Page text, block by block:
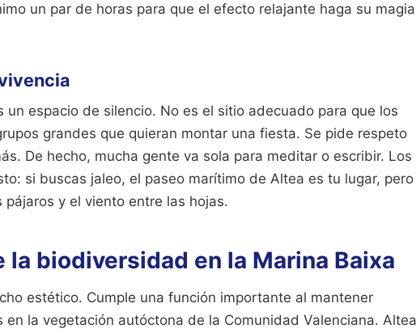
un par de horas para que el efecto relajante haga su magia
un espacio de silencio. No es el sitio adecuado para que los
grandes que quieran montar una fiesta. Se pide respeto
De hecho, mucha gente va sola para meditar o escribir. Los
si buscas jaleo, el paseo marítimo de Altea es tu lugar, pero
y el viento entre las hojas.
la biodiversidad en la Marina Baixa
estético. Cumple una función importante al mantener
en la vegetación autóctona de la Comunidad Valenciana.